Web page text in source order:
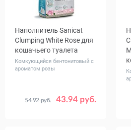
Наполнитель Sanicat
Clumping White Rose для
кошачьего туалета
Комкующийся бентонитовый с
ароматом розы
43.94 руб.
54.92 руб.
Объем,
8